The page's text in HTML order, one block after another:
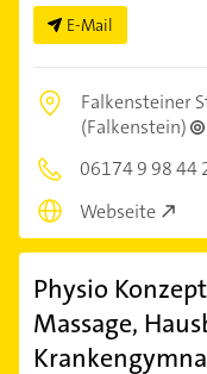
E-Mail
Falkensteiner
(Falkenstein)
06174 9 98 44
Webseite
Physio
Massage,